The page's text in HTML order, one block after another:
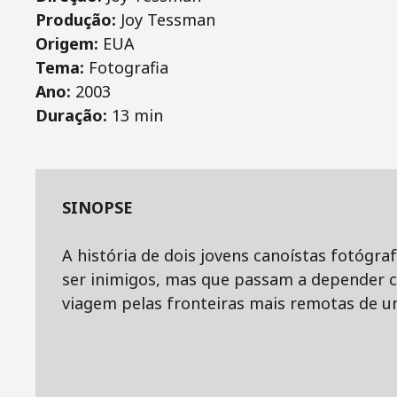
Produção: Joy Tessman
Origem: EUA
Tema: Fotografia
Ano: 2003
Duração: 13 min
SINOPSE
A história de dois jovens canoístas
ser inimigos, mas que passam a
viagem pelas fronteiras mais remotas de